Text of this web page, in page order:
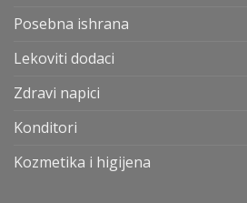
Posebna ishrana
Lekoviti dodaci
Zdravi napici
Konditori
Kozmetika i higijena